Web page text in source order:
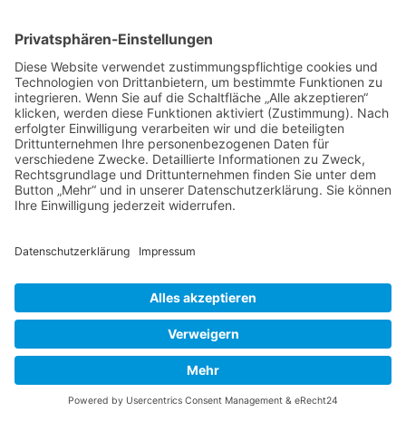
unmittelbar am Haus, kannte ich bisher nur als
Zimmerpflanze.
Kein Wunder, dass Nymans der Ursprungs-Ort
interessanter neuer Selektionen und Hybriden